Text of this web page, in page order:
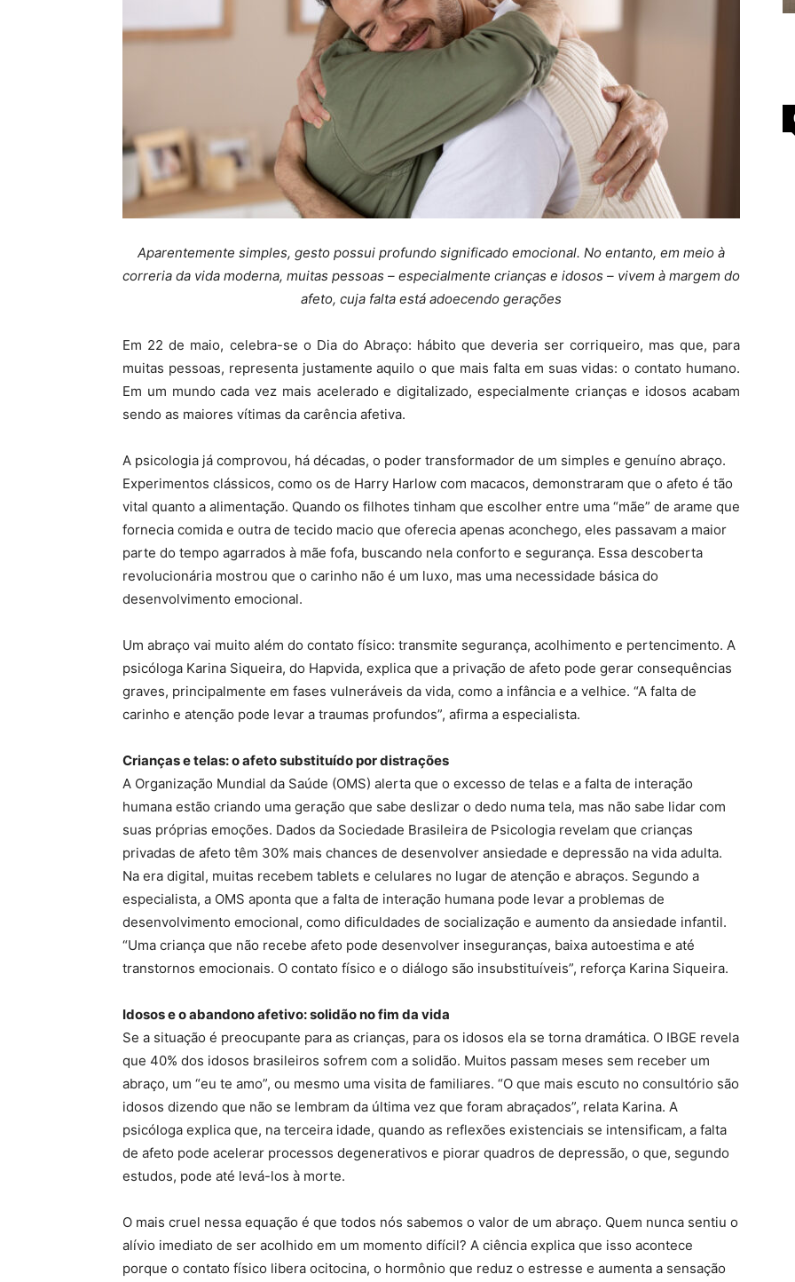
Aparentemente simples, gesto possui profundo significado emocional. No entanto, em meio à
correria da vida moderna, muitas pessoas – especialmente crianças e idosos – vivem à margem do
afeto, cuja falta está adoecendo gerações
Em 22 de maio, celebra-se o Dia do Abraço: hábito que deveria ser corriqueiro, mas que, para
muitas pessoas, representa justamente aquilo o que mais falta em suas vidas: o contato humano.
Em um mundo cada vez mais acelerado e digitalizado, especialmente crianças e idosos acabam
sendo as maiores vítimas da carência afetiva.
A psicologia já comprovou, há décadas, o poder transformador de um simples e genuíno abraço.
Experimentos clássicos, como os de Harry Harlow com macacos, demonstraram que o afeto é tão
vital quanto a alimentação. Quando os filhotes tinham que escolher entre uma “mãe” de arame que
fornecia comida e outra de tecido macio que oferecia apenas aconchego, eles passavam a maior
parte do tempo agarrados à mãe fofa, buscando nela conforto e segurança. Essa descoberta
revolucionária mostrou que o carinho não é um luxo, mas uma necessidade básica do
desenvolvimento emocional.
Um abraço vai muito além do contato físico: transmite segurança, acolhimento e pertencimento. A
psicóloga Karina Siqueira, do Hapvida, explica que a privação de afeto pode gerar consequências
graves, principalmente em fases vulneráveis da vida, como a infância e a velhice. “A falta de
carinho e atenção pode levar a traumas profundos”, afirma a especialista.
Crianças e telas: o afeto substituído por distrações
A Organização Mundial da Saúde (OMS) alerta que o excesso de telas e a falta de interação
humana estão criando uma geração que sabe deslizar o dedo numa tela, mas não sabe lidar com
suas próprias emoções. Dados da Sociedade Brasileira de Psicologia revelam que crianças
privadas de afeto têm 30% mais chances de desenvolver ansiedade e depressão na vida adulta.
Na era digital, muitas recebem tablets e celulares no lugar de atenção e abraços. Segundo a
especialista, a OMS aponta que a falta de interação humana pode levar a problemas de
desenvolvimento emocional, como dificuldades de socialização e aumento da ansiedade infantil.
“Uma criança que não recebe afeto pode desenvolver inseguranças, baixa autoestima e até
transtornos emocionais. O contato físico e o diálogo são insubstituíveis”, reforça Karina Siqueira.
Idosos e o abandono afetivo: solidão no fim da vida
Se a situação é preocupante para as crianças, para os idosos ela se torna dramática. O IBGE revela
que 40% dos idosos brasileiros sofrem com a solidão. Muitos passam meses sem receber um
abraço, um “eu te amo”, ou mesmo uma visita de familiares. “O que mais escuto no consultório são
idosos dizendo que não se lembram da última vez que foram abraçados”, relata Karina. A
psicóloga explica que, na terceira idade, quando as reflexões existenciais se intensificam, a falta
de afeto pode acelerar processos degenerativos e piorar quadros de depressão, o que, segundo
estudos, pode até levá-los à morte.
O mais cruel nessa equação é que todos nós sabemos o valor de um abraço. Quem nunca sentiu o
alívio imediato de ser acolhido em um momento difícil? A ciência explica que isso acontece
porque o contato físico libera ocitocina, o hormônio que reduz o estresse e aumenta a sensação